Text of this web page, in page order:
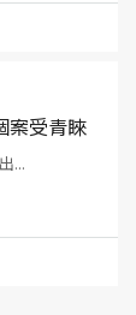
案受青睞
...